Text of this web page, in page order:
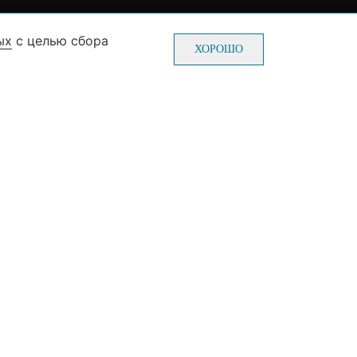
70-22
Пн-Пт: с 10-00 до 20-00
с целью сбора
ХОРОШО